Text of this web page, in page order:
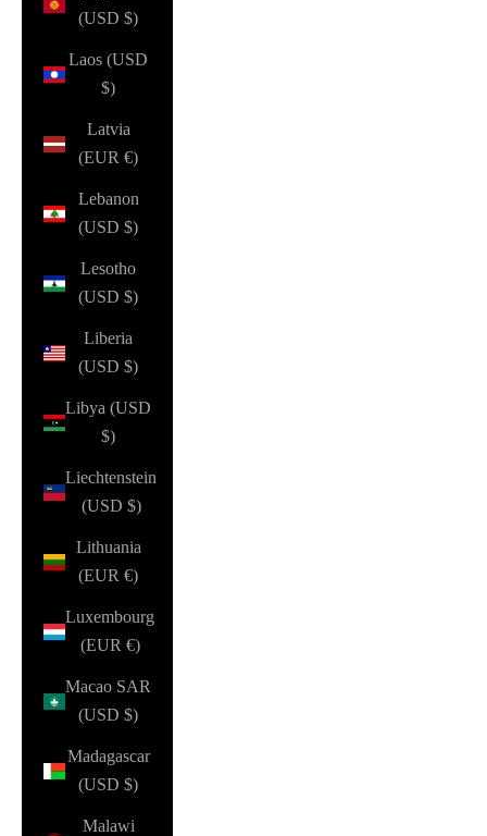
(USD $)
Laos (USD
$)
Latvia
(EUR €)
Lebanon
(USD $)
Lesotho
(USD $)
Liberia
(USD $)
Libya (USD
$)
Liechtenstein
(USD $)
Lithuania
(EUR €)
Luxembourg
(EUR €)
Macao SAR
(USD $)
Madagascar
(USD $)
Malawi